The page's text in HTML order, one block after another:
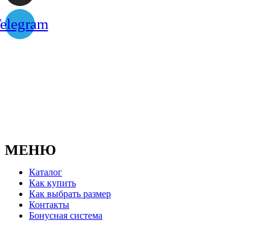
МЕНЮ
Каталог
Как купить
Как выбрать размер
Контакты
Бонусная система